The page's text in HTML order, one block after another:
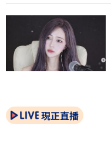
現正直播